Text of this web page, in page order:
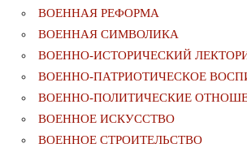
ВОЕННАЯ РЕФОРМА
ВОЕННАЯ СИМВОЛИКА
ВОЕННО-ИСТОРИЧЕСКИЙ
ВОЕННО-ПАТРИОТИЧЕСКОЕ
ВОЕННО-ПОЛИТИЧЕСКИE
ВОЕННОЕ ИСКУССТВО
ВОЕННОЕ СТРОИТЕЛЬСТВО